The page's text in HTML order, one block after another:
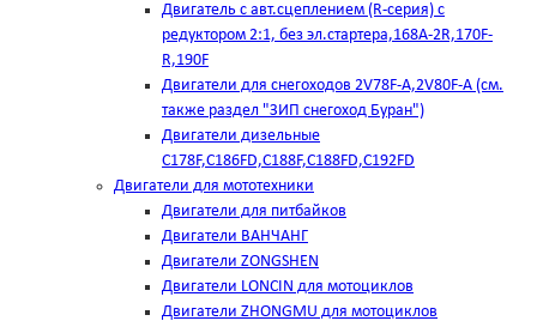
Двигатель с авт.сцеплением (R-серия) с
редуктором 2:1, без эл.стартера,168А-2R,170F-
R,190F
Двигатели для снегоходов 2V78F-A,2V80F-A (см.
также раздел "ЗИП снегоход Буран")
Двигатели дизельные
C178F,С186FD,C188F,C188FD,C192FD
Двигатели для мототехники
Двигатели для питбайков
Двигатели ВАНЧАНГ
Двигатели ZONGSHEN
Двигатели LONCIN для мотоциклов
Двигатели ZHONGMU для мотоциклов